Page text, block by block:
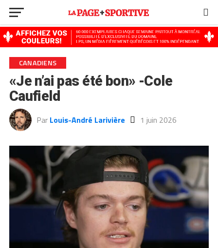
CANADIENS
«Je n’ai pas été bon» -Cole
Caufield
Par Louis-André Larivière 1 juin 2026
Go to mobile version